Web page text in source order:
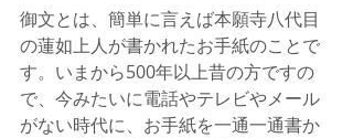
御文とは、簡単に言えば本願寺八代目
の蓮如上人が書かれたお手紙のことで
す。いまから500年以上昔の方ですの
で、今みたいに電話やテレビやメール
がない時代に、お手紙を一通一通書か